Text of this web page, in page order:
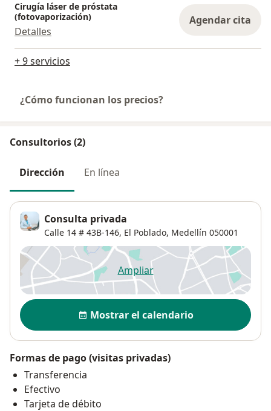
Cirugía láser de próstata
(fotovaporización)
Detalles
Agendar cita
+ 9 servicios
¿Cómo funcionan los precios?
Consultorios (2)
Dirección En línea
Consulta privada
Calle 14 # 43B-146, El Poblado, Medellín 050001
Ampliarse abre en una nueva
Disponibilidad
Mostrar el calendario
Formas de pago (visitas privadas)
Transferencia
Efectivo
Tarjeta de débito